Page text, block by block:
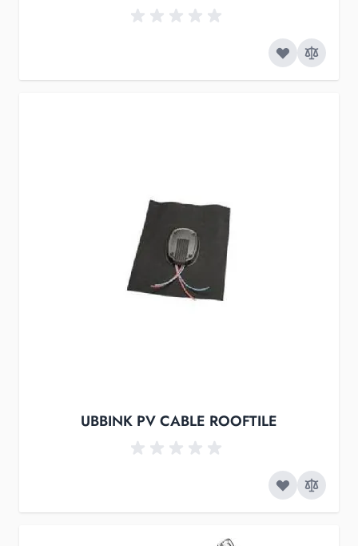
UBBINK PV CABLE ROOFTILE